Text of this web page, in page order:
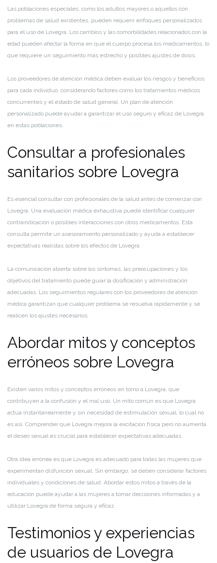
Las poblaciones especiales, como los adultos mayores o aquellos con
problemas de salud existentes, pueden requerir enfoques personalizados
para el uso de Lovegra. Los cambios y las comorbilidades relacionados con la
edad pueden afectar la forma en que el cuerpo procesa los medicamentos, lo
que requiere un seguimiento más estrecho y posibles ajustes de dosis.
Los proveedores de atención médica deben evaluar los riesgos y beneficios
para cada individuo, considerando factores como los tratamientos médicos
concurrentes y el estado de salud general. Un plan de atención
personalizado puede ayudar a garantizar el uso seguro y eficaz de Lovegra
en estas poblaciones.
Consultar a profesionales
sanitarios sobre Lovegra
Es esencial consultar con profesionales de la salud antes de comenzar con
Lovegra. Una evaluación médica exhaustiva puede identificar cualquier
contraindicación o posibles interacciones con otros medicamentos. Esta
consulta permite un asesoramiento personalizado y ayuda a establecer
expectativas realistas sobre los efectos de Lovegra.
La comunicación abierta sobre los síntomas, las preocupaciones y los
objetivos del tratamiento puede guiar la dosificación y administración
adecuadas. Los seguimientos regulares con los proveedores de atención
médica garantizan que cualquier problema se resuelva rápidamente y se
realicen los ajustes necesarios.
Abordar mitos y conceptos
erróneos sobre Lovegra
Existen varios mitos y conceptos erróneos en torno a Lovegra, que
contribuyen a la confusión y el mal uso. Un mito común es que Lovegra
actúa instantáneamente y sin necesidad de estimulación sexual, lo cual no
es así. Comprender que Lovegra mejora la excitación física pero no aumenta
el deseo sexual es crucial para establecer expectativas adecuadas.
Otra idea errónea es que Lovegra es adecuado para todas las mujeres que
experimentan disfunción sexual. Sin embargo, se deben considerar factores
individuales y condiciones de salud. Abordar estos mitos a través de la
educación puede ayudar a las mujeres a tomar decisiones informadas y a
utilizar Lovegra de forma segura y eficaz.
Testimonios y experiencias
de usuarios de Lovegra